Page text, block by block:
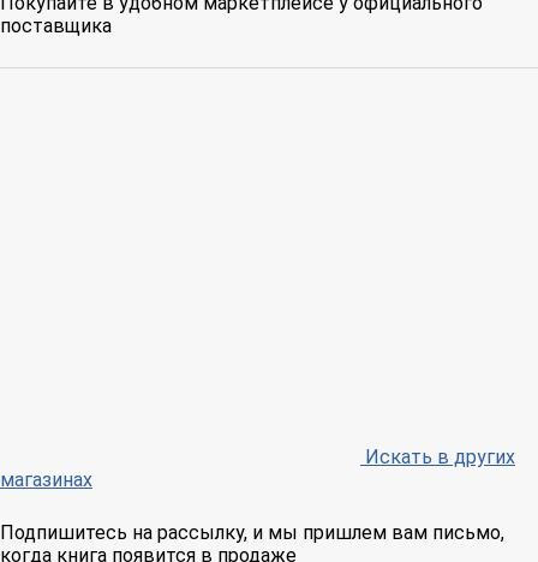
поставщика
Искать в других
магазинах
Подпишитесь на рассылку, и мы пришлем вам письмо,
когда книга появится в продаже